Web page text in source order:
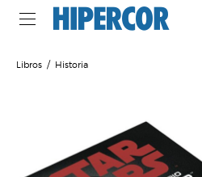
Libros Historia